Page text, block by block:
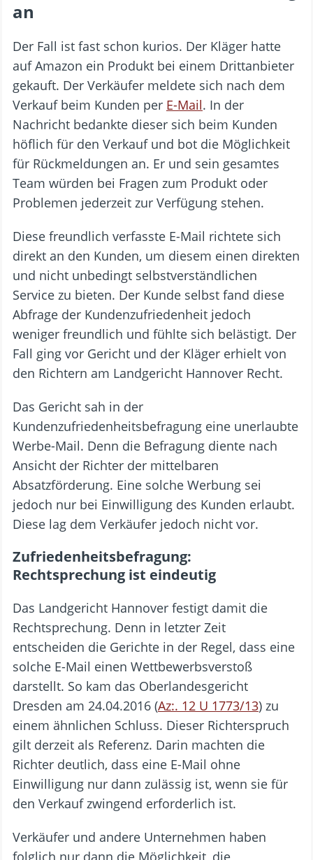
an
Der Fall ist fast schon kurios. Der Kläger hatte
auf Amazon ein Produkt bei einem Drittanbieter
gekauft. Der Verkäufer meldete sich nach dem
Verkauf beim Kunden per E-Mail. In der
Nachricht bedankte dieser sich beim Kunden
höflich für den Verkauf und bot die Möglichkeit
für Rückmeldungen an. Er und sein gesamtes
Team würden bei Fragen zum Produkt oder
Problemen jederzeit zur Verfügung stehen.
Diese freundlich verfasste E-Mail richtete sich
direkt an den Kunden, um diesem einen direkten
und nicht unbedingt selbstverständlichen
Service zu bieten. Der Kunde selbst fand diese
Abfrage der Kundenzufriedenheit jedoch
weniger freundlich und fühlte sich belästigt. Der
Fall ging vor Gericht und der Kläger erhielt von
den Richtern am Landgericht Hannover Recht.
Das Gericht sah in der
Kundenzufriedenheitsbefragung eine unerlaubte
Werbe-Mail. Denn die Befragung diente nach
Ansicht der Richter der mittelbaren
Absatzförderung. Eine solche Werbung sei
jedoch nur bei Einwilligung des Kunden erlaubt.
Diese lag dem Verkäufer jedoch nicht vor.
Zufriedenheitsbefragung:
Rechtsprechung ist eindeutig
Das Landgericht Hannover festigt damit die
Rechtsprechung. Denn in letzter Zeit
entscheiden die Gerichte in der Regel, dass eine
solche E-Mail einen Wettbewerbsverstoß
darstellt. So kam das Oberlandesgericht
Dresden am 24.04.2016 (Az:. 12 U 1773/13) zu
einem ähnlichen Schluss. Dieser Richterspruch
gilt derzeit als Referenz. Darin machten die
Richter deutlich, dass eine E-Mail ohne
Einwilligung nur dann zulässig ist, wenn sie für
den Verkauf zwingend erforderlich ist.
Verkäufer und andere Unternehmen haben
folglich nur dann die Möglichkeit, die